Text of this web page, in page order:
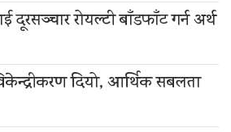
दूरसञ्चार रोयल्टी बाँडफाँट गर्न अर्थ
दियो, आर्थिक सबलता